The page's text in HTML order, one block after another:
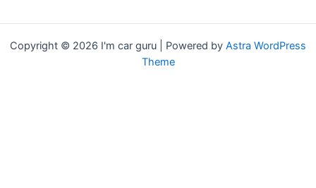
Copyright © 2026 I'm car guru | Powered by Astra WordPress
Theme